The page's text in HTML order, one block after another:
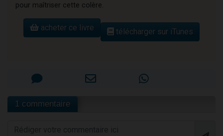
pour maîtriser cette colère.
acheter ce livre télécharger sur iTunes
1 commentaire